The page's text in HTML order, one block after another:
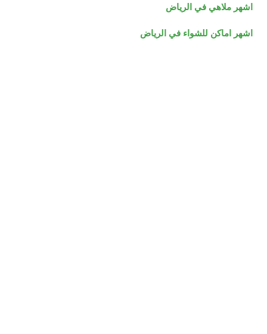
اشهر ملاهي في الرياض
اشهر اماكن للشواء في الرياض